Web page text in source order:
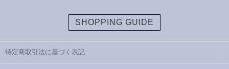
SHOPPING GUIDE
特定商取引法に基づく表記